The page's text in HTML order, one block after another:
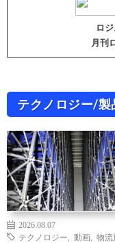
ロ
月刊
テクノロジー/製
2026.08.07
テクノロジー
動画 物流